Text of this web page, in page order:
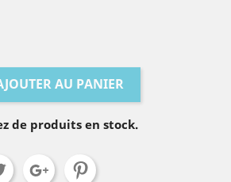
AU PANIER
de produits en stock.